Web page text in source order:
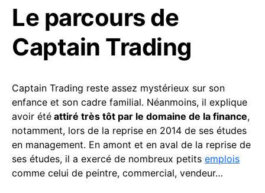
Le parcours de
Captain Trading
Captain Trading reste assez mystérieux sur son
enfance et son cadre familial. Néanmoins, il explique
avoir été attiré très tôt par le domaine de la finance,
notamment, lors de la reprise en 2014 de ses études
en management. En amont et en aval de la reprise de
ses études, il a exercé de nombreux petits emplois
comme celui de peintre, commercial, vendeur…